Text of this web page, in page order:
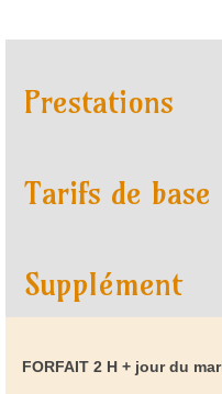
Prestations
Tarifs de base
Supplément
FORFAIT 2 H + jour du